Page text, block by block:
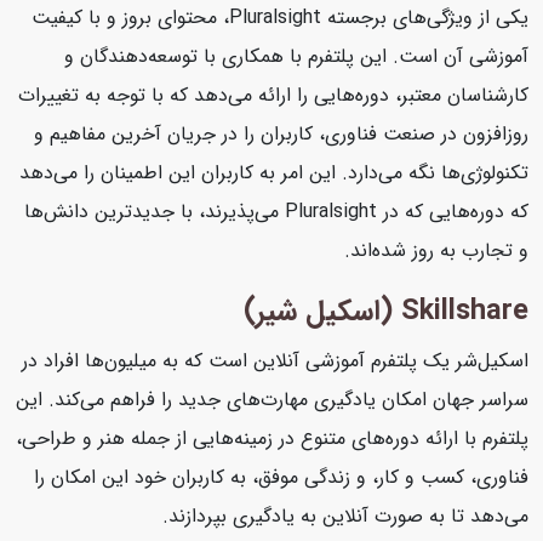
یکی از ویژگی‌های برجسته Pluralsight، محتوای بروز و با کیفیت
آموزشی آن است. این پلتفرم با همکاری با توسعه‌دهندگان و
کارشناسان معتبر، دوره‌هایی را ارائه می‌دهد که با توجه به تغییرات
روزافزون در صنعت فناوری، کاربران را در جریان آخرین مفاهیم و
تکنولوژی‌ها نگه می‌دارد. این امر به کاربران این اطمینان را می‌دهد
که دوره‌هایی که در Pluralsight می‌پذیرند، با جدیدترین دانش‌ها
و تجارب به روز شده‌اند.
Skillshare (اسکیل شیر)
اسکیل‌شر یک پلتفرم آموزشی آنلاین است که به میلیون‌ها افراد در
سراسر جهان امکان یادگیری مهارت‌های جدید را فراهم می‌کند. این
پلتفرم با ارائه دوره‌های متنوع در زمینه‌هایی از جمله هنر و طراحی،
فناوری، کسب و کار، و زندگی موفق، به کاربران خود این امکان را
می‌دهد تا به صورت آنلاین به یادگیری بپردازند.